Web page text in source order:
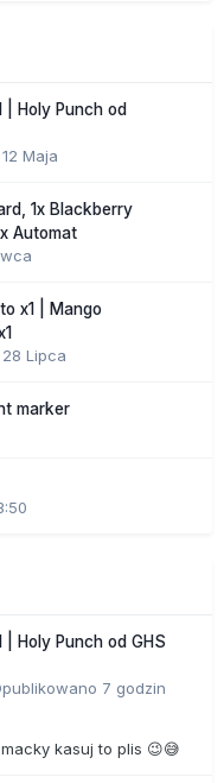
| Holy Punch od
12 Maja
1x Blackberry
Automat
x1 | Mango
28 Lipca
marker
Holy Punch od GHS
7 godzin
kasuj to plis 😉😅